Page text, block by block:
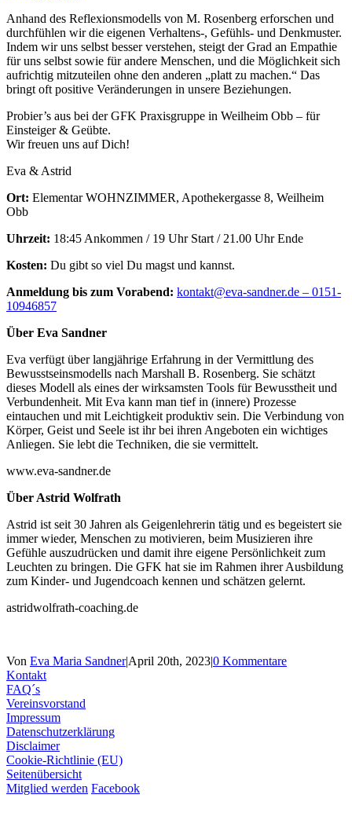
Anhand des Reflexionsmodells von M. Rosenberg erforschen und
durchfühlen wir die eigenen Verhaltens-, Gefühls- und Denkmuster.
Indem wir uns selbst besser verstehen, steigt der Grad an Empathie
für uns selbst sowie für andere Menschen, und die Möglichkeit sich
aufrichtig mitzuteilen ohne den anderen „platt zu machen.“ Das
bringt oft positive Veränderungen in unsere Beziehungen.
Probier’s aus bei der GFK Praxisgruppe in Weilheim Obb – für
Einsteiger & Geübte.
Wir freuen uns auf Dich!
Eva & Astrid
Ort: Elementar WOHNZIMMER, Apothekergasse 8, Weilheim
Obb
Uhrzeit: 18:45 Ankommen / 19 Uhr Start / 21.00 Uhr Ende
Kosten: Du gibt so viel Du magst und kannst.
Anmeldung bis zum Vorabend: kontakt@eva-sandner.de – 0151-
10946857
Über Eva Sandner
Eva verfügt über langjährige Erfahrung in der Vermittlung des
Bewusstseinsmodells nach Marshall B. Rosenberg. Sie schätzt
dieses Modell als eines der wirksamsten Tools für Bewusstheit und
Verbundenheit. Mit Eva kann man tief in (innere) Prozesse
eintauchen und mit Leichtigkeit produktiv sein. Die Verbindung von
Körper, Geist und Seele ist ihr bei ihren Angeboten ein wichtiges
Anliegen. Sie lebt die Techniken, die sie vermittelt.
www.eva-sandner.de
Über Astrid Wolfrath
Astrid ist seit 30 Jahren als Geigenlehrerin tätig und es begeistert sie
immer wieder, Menschen zu motivieren, beim Musizieren ihre
Gefühle auszudrücken und damit ihre eigene Persönlichkeit zum
Leuchten zu bringen. Die GFK hat sie im Rahmen ihrer Ausbildung
zum Kinder- und Jugendcoach kennen und schätzen gelernt.
astridwolfrath-coaching.de
Von Eva Maria Sandner|April 20th, 2023|0 Kommentare
Kontakt
FAQ´s
Vereinsvorstand
Impressum
Datenschutzerklärung
Disclaimer
Cookie-Richtlinie (EU)
Seitenübersicht
Mitglied werden Facebook